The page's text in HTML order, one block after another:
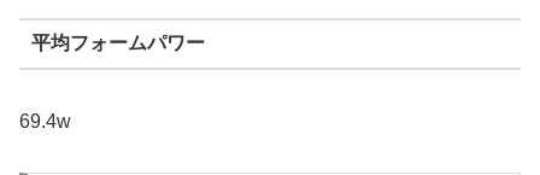
平均フォームパワー
69.4w